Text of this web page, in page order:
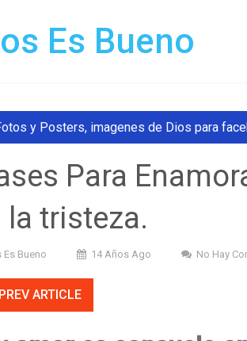
Es Bueno
y Posters, imagenes de Dios para
Para
la tristeza.
Es Bueno 14 Años Ago No Hay
PREV ARTICLE